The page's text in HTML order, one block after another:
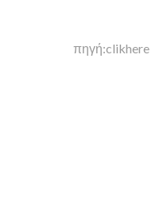
πηγή:clikhere